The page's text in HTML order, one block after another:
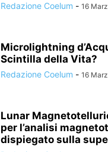
Redazione Coelum - 16
Microlightning
Scintilla della Vita?
Redazione Coelum - 16
Lunar
per l’analisi
dispiegato sulla